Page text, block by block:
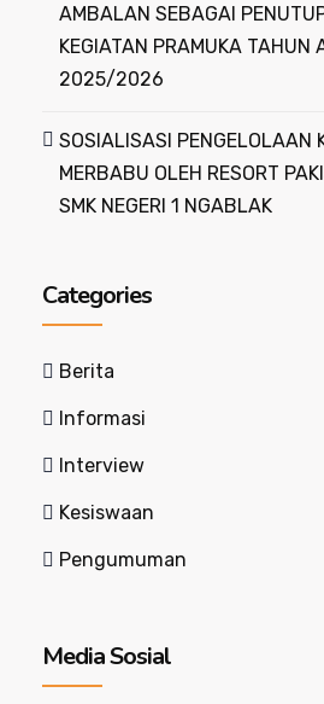
AMBALAN SEBAGAI
KEGIATAN PRAMUKA TAHUN
2025/2026
SOSIALISASI PENGELOLAAN
MERBABU OLEH RESORT
SMK NEGERI 1 NGABLAK
Categories
Berita
Informasi
Interview
Kesiswaan
Pengumuman
Media Sosial